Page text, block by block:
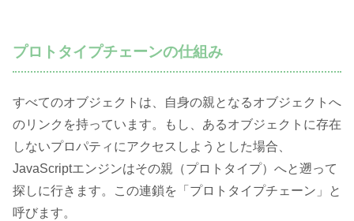
プロトタイプチェーンの仕組み
すべてのオブジェクトは、自身の親となるオブジェクトへ
のリンクを持っています。もし、あるオブジェクトに存在
しないプロパティにアクセスしようとした場合、
JavaScriptエンジンはその親（プロトタイプ）へと遡って
探しに行きます。この連鎖を「プロトタイプチェーン」と
呼びます。